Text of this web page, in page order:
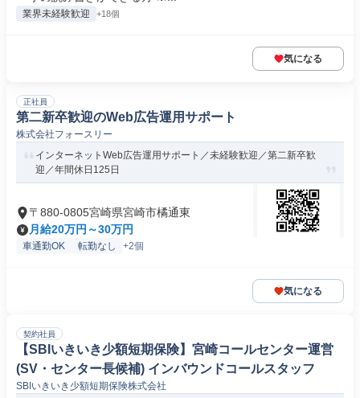
業界未経験歓迎 +18個
気になる
正社員
第二新卒歓迎のWeb広告運用サポート
株式会社フォースリー
インターネットWeb広告運用サポート／未経験歓迎／第二新卒歓
迎／年間休日125日
〒880-0805宮崎県宮崎市橘通東
月給20万円～30万円
車通勤OK 転勤なし +2個
気になる
契約社員
【SBIいきいき少額短期保険】宮崎コールセンター運営
(SV・センター長候補) インバウンドコールスタッフ
SBIいきいき少額短期保険株式会社